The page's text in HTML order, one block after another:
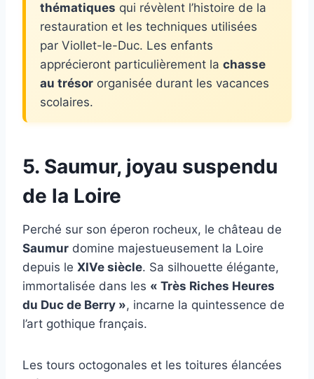
thématiques qui révèlent l’histoire de la
restauration et les techniques utilisées
par Viollet-le-Duc. Les enfants
apprécieront particulièrement la chasse
au trésor organisée durant les vacances
scolaires.
5. Saumur, joyau suspendu
de la Loire
Perché sur son éperon rocheux, le château de
Saumur domine majestueusement la Loire
depuis le XIVe siècle. Sa silhouette élégante,
immortalisée dans les « Très Riches Heures
du Duc de Berry », incarne la quintessence de
l’art gothique français.
Les tours octogonales et les toitures élancées